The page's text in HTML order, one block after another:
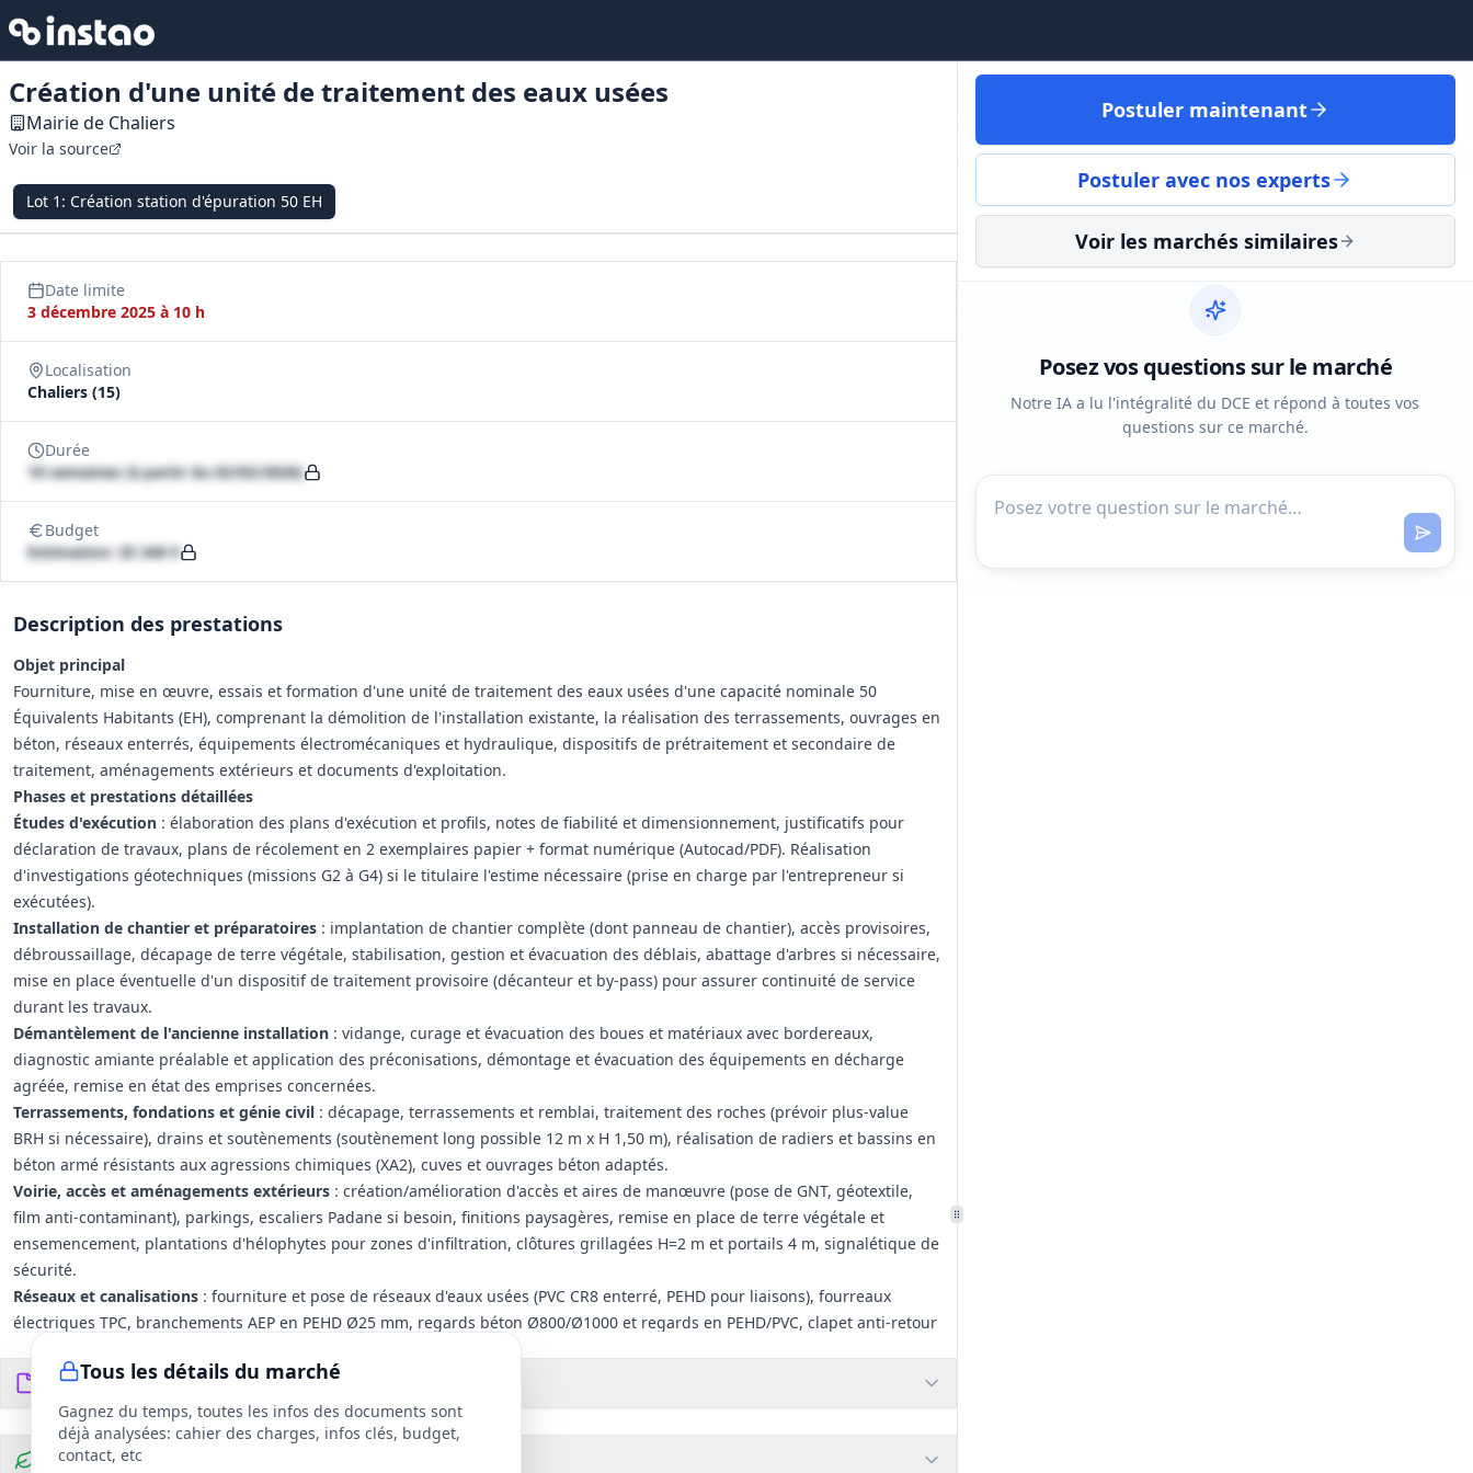
Création d'une unité de traitement des eaux usées
Mairie de Chaliers
Voir la source
Lot 1 : Création station d'épuration 50 EH
Date limite
3 décembre 2025 à 10 h
Localisation
Chaliers (15)
Durée
10 semaines (à partir du 02/02/2026)
Budget
Estimation: 25 340 €
Description des prestations
Objet principal
Fourniture, mise en œuvre, essais et formation d'une unité de traitement des eaux usées d'une capacité nominale 50
Équivalents Habitants (EH), comprenant la démolition de l'installation existante, la réalisation des terrassements, ouvrages en
béton, réseaux enterrés, équipements électromécaniques et hydraulique, dispositifs de prétraitement et secondaire de
traitement, aménagements extérieurs et documents d'exploitation.
Phases et prestations détaillées
Études d'exécution : élaboration des plans d'exécution et profils, notes de fiabilité et dimensionnement, justificatifs pour
déclaration de travaux, plans de récolement en 2 exemplaires papier + format numérique (Autocad/PDF). Réalisation
d'investigations géotechniques (missions G2 à G4) si le titulaire l'estime nécessaire (prise en charge par l'entrepreneur si
exécutées).
Installation de chantier et préparatoires : implantation de chantier complète (dont panneau de chantier), accès provisoires,
débroussaillage, décapage de terre végétale, stabilisation, gestion et évacuation des déblais, abattage d'arbres si nécessaire,
mise en place éventuelle d'un dispositif de traitement provisoire (décanteur et by‑pass) pour assurer continuité de service
durant les travaux.
Démantèlement de l'ancienne installation : vidange, curage et évacuation des boues et matériaux avec bordereaux,
diagnostic amiante préalable et application des préconisations, démontage et évacuation des équipements en décharge
agréée, remise en état des emprises concernées.
Terrassements, fondations et génie civil : décapage, terrassements et remblai, traitement des roches (prévoir plus‑value
BRH si nécessaire), drains et soutènements (soutènement long possible 12 m x H 1,50 m), réalisation de radiers et bassins en
béton armé résistants aux agressions chimiques (XA2), cuves et ouvrages béton adaptés.
Voirie, accès et aménagements extérieurs : création/amélioration d'accès et aires de manœuvre (pose de GNT, géotextile,
film anti‑contaminant), parkings, escaliers Padane si besoin, finitions paysagères, remise en place de terre végétale et
ensemencement, plantations d'hélophytes pour zones d'infiltration, clôtures grillagées H=2 m et portails 4 m, signalétique de
sécurité.
Réseaux et canalisations : fourniture et pose de réseaux d'eaux usées (PVC CR8 enterré, PEHD pour liaisons), fourreaux
électriques TPC, branchements AEP en PEHD Ø25 mm, regards béton Ø800/Ø1000 et regards en PEHD/PVC, clapet anti‑retour
Prétraitement: dégrillage manuel inox (entrefer ~30 mm recommandé), bac/panier d'égouttage, dessablage, dispositifs de
stockage des déchets de prétraitement, déversoirs d'orage et dispositifs de by‑pass, canal de comptage en entrée
(préconisation Venturi ISMA I) et ouvrage de prélèvement en sortie (regard Ø1000 mm avec chute ≥25 cm).
Filière compacte — traitement principal
Tous les détails du marché
Gagnez du temps, toutes les infos des documents sont
déjà analysées: cahier des charges, infos clés, budget,
contact, etc
Documents du DCE 23fichiers
Clauses environnementales
Postuler maintenant
Postuler avec nos experts
Voir les marchés similaires
Posez vos questions sur le marché
Notre IA a lu l'intégralité du DCE et répond à toutes vos
questions sur ce marché.